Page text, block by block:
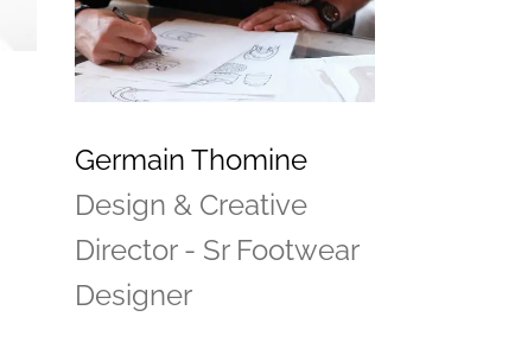
Germain Thomine
Design & Creative
Director - Sr Footwear
Designer